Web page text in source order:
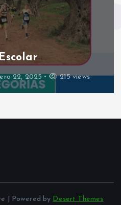
Trail Race 2024
noviembre 4, 2024 282 views
| Powered by Desert Themes